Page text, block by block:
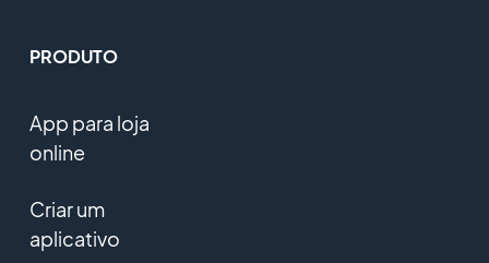
PRODUTO
App para loja
online
Criar um
aplicativo